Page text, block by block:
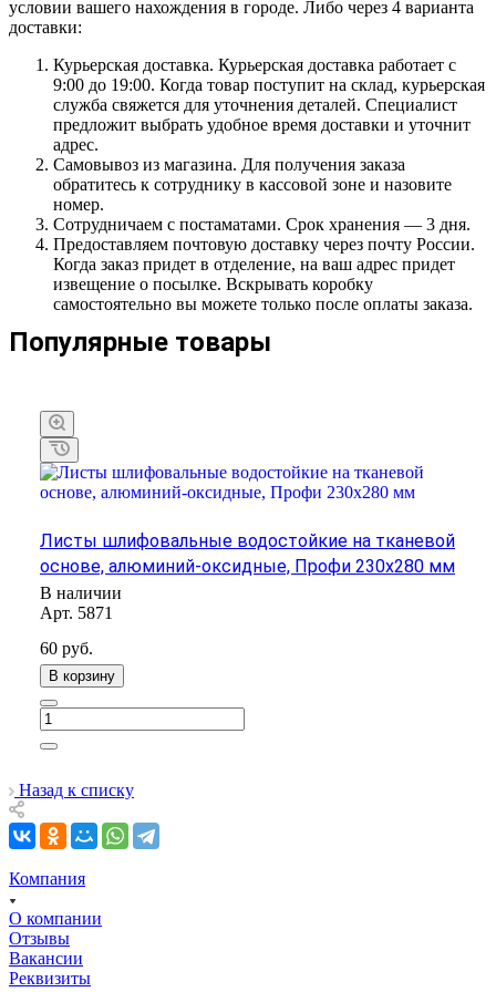
условии вашего нахождения в городе. Либо через 4 варианта
доставки:
Курьерская доставка. Курьерская доставка работает с
9:00 до 19:00. Когда товар поступит на склад, курьерская
служба свяжется для уточнения деталей. Специалист
предложит выбрать удобное время доставки и уточнит
адрес.
Самовывоз из магазина. Для получения заказа
обратитесь к сотруднику в кассовой зоне и назовите
номер.
Сотрудничаем с постаматами. Срок хранения — 3 дня.
Предоставляем почтовую доставку через почту России.
Когда заказ придет в отделение, на ваш адрес придет
извещение о посылке. Вскрывать коробку
самостоятельно вы можете только после оплаты заказа.
Популярные товары
Листы шлифовальные водостойкие на тканевой
основе, алюминий-оксидные, Профи 230х280 мм
В наличии
Арт. 5871
60 руб.
В корзину
Назад к списку
Компания
О компании
Отзывы
Вакансии
Реквизиты